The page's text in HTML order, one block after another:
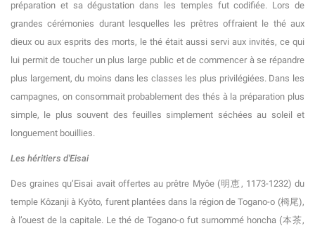
préparation et sa dégustation dans les temples fut codifiée. Lors de
grandes cérémonies durant lesquelles les prêtres offraient le thé aux
dieux ou aux esprits des morts, le thé était aussi servi aux invités, ce qui
lui permit de toucher un plus large public et de commencer à se répandre
plus largement, du moins dans les classes les plus privilégiées. Dans les
campagnes, on consommait probablement des thés à la préparation plus
simple, le plus souvent des feuilles simplement séchées au soleil et
longuement bouillies.
Les héritiers d'Eisai
Des graines qu’Eisai avait offertes au prêtre Myôe (明恵, 1173-1232) du
temple Kôzanji à Kyôto, furent plantées dans la région de Togano-o (栂尾),
à l’ouest de la capitale. Le thé de Togano-o fut surnommé honcha (本茶,